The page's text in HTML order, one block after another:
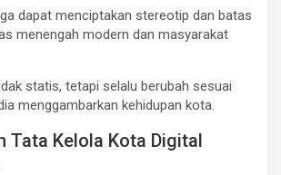
dapat menciptakan stereotip dan batas
menengah modern dan masyarakat
statis, tetapi selalu berubah sesuai
menggambarkan kehidupan kota.
Tata Kelola Kota Digital